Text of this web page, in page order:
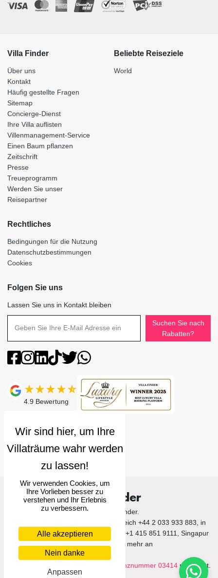
Villa Finder
Über uns
Kontakt
Häufig gestellte Fragen
Sitemap
Concierge-Dienst
Ihre Villa auflisten
Villenmanagement-Service
Einen Baum pflanzen
Zeitschrift
Presse
Treueprogramm
Werden Sie unser
Reisepartner
Beliebte Reiseziele
World
Rechtliches
Bedingungen für die Nutzung
Datenschutzbestimmungen
Cookies
Folgen Sie uns
Lassen Sie uns in Kontakt bleiben
Suchen Sie nach
Rabatten?
4.9 Bewertung
Villa Finder
© 2026 Villa Finder.
Rufen Sie uns im Vereinigten Königreich +44 2 033 933 883, in
den Vereinigten Staaten von Amerika +1 415 851 9111, Singapur
+65 3105 1190 und mehr an
Lizenznummer 03414 registriert.
Wir verwenden Cookies, um
Ihre Vorlieben besser zu
verstehen und Ihr Erlebnis
zu verbessern.
Alle akzeptieren
Nein danke
Anpassen